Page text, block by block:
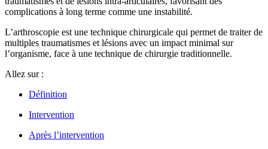
complications à long terme comme une instabilité.
L’arthroscopie est une technique chirurgicale qui permet de traiter de
multiples traumatismes et lésions avec un impact minimal sur
l’organisme, face à une technique de chirurgie traditionnelle.
Allez sur :
Définition
Intervention
Après l’intervention